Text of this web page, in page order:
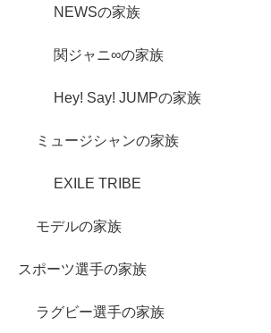
NEWSの家族
関ジャニ∞の家族
Hey! Say! JUMPの家族
ミュージシャンの家族
EXILE TRIBE
モデルの家族
スポーツ選手の家族
ラグビー選手の家族